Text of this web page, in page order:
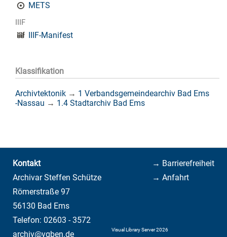
METS
IIIF
IIIF-Manifest
Klassifikation
Archivtektonik → 1 Verbandsgemeindearchiv Bad Ems
-Nassau → 1.4 Stadtarchiv Bad Ems
→ Barrierefreiheit
→ Anfahrt
Kontakt
Archivar Steffen Schütze
Römerstraße 97
56130 Bad Ems
Telefon: 02603 - 3572
archiv@vgben.de
Visual Library Server 2026